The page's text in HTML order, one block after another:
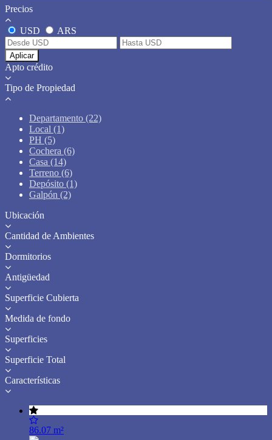
Precios
USD ARS
Aplicar
Apto crédito
Tipo de Propiedad
Departamento (22)
Local (1)
PH (5)
Cochera (6)
Casa (14)
Terreno (6)
Depósito (1)
Galpón (2)
Ubicación
Cantidad de Ambientes
Dormitorios
Antigüedad
Superficie Cubierta
Medida de fondo
Superficies
Superficie Total
Características
86.07 m²